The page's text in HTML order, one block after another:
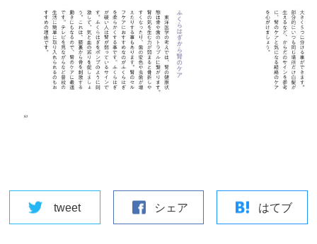
tweet シェア はてブ